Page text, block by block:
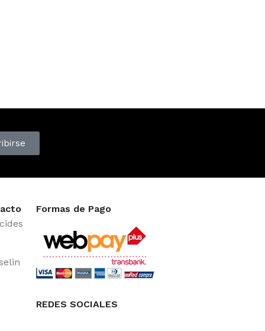
Formas de Pago
REDES SOCIALES